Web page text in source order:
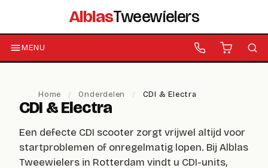
AlblasTweewielers
MENU
Home / Onderdelen / CDI & Electra
CDI & Electra
Een defecte CDI scooter zorgt vrijwel altijd voor
startproblemen of onregelmatig lopen. Bij Alblas
Tweewielers in Rotterdam vindt u CDI-units,